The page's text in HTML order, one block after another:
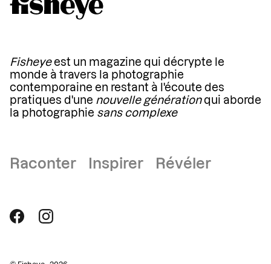
Fisheyeest un magazine qui décrypte le
monde à travers la photographie
contemporaine en restant à l'écoute des
pratiques d'une nouvelle générationqui aborde
la photographie sans complexe
Raconter Inspirer Révéler